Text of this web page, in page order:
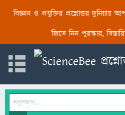
বিজ্ঞান ও প্রযুক্তির প্রশ্নোত্তর দুনিয়ায়
জিতে নিন পুরস্কার,